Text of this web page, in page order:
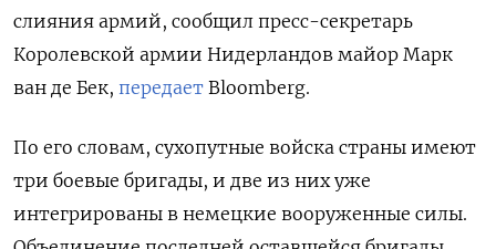
слияния армий, сообщил пресс-секретарь
Королевской армии Нидерландов майор Марк
ван де Бек, передает Вloomberg.
По его словам, сухопутные войска страны имеют
три боевые бригады, и две из них уже
интегрированы в немецкие вооруженные силы.